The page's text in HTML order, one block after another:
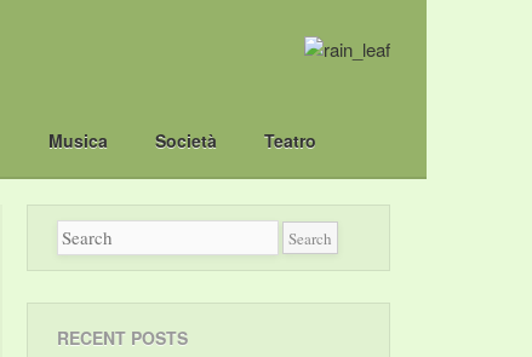
Musica Società Teatro
RECENT POSTS